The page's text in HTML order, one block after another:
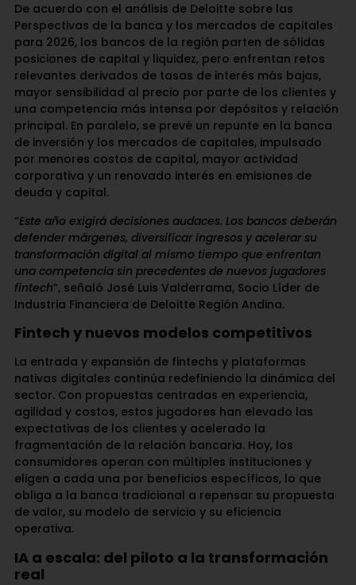
De acuerdo con el análisis de Deloitte sobre las
Perspectivas de la banca y los mercados de capitales
para 2026, los bancos de la región parten de sólidas
posiciones de capital y liquidez, pero enfrentan retos
relevantes derivados de tasas de interés más bajas,
mayor sensibilidad al precio por parte de los clientes y
una competencia más intensa por depósitos y relación
principal. En paralelo, se prevé un repunte en la banca
de inversión y los mercados de capitales, impulsado
por menores costos de capital, mayor actividad
corporativa y un renovado interés en emisiones de
deuda y capital.
“Este año exigirá decisiones audaces. Los bancos deberán
defender márgenes, diversificar ingresos y acelerar su
transformación digital al mismo tiempo que enfrentan
una competencia sin precedentes de nuevos jugadores
fintech”, señaló José Luis Valderrama, Socio Líder de
Industria Financiera de Deloitte Región Andina.
Fintech y nuevos modelos competitivos
La entrada y expansión de fintechs y plataformas
nativas digitales continúa redefiniendo la dinámica del
sector. Con propuestas centradas en experiencia,
agilidad y costos, estos jugadores han elevado las
expectativas de los clientes y acelerado la
fragmentación de la relación bancaria. Hoy, los
consumidores operan con múltiples instituciones y
eligen a cada una por beneficios específicos, lo que
obliga a la banca tradicional a repensar su propuesta
de valor, su modelo de servicio y su eficiencia
operativa.
IA a escala: del piloto a la transformación
real